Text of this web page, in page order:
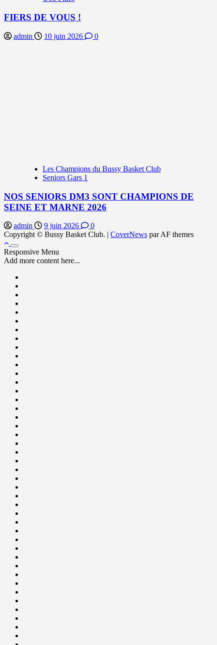
FIERS DE VOUS !
admin 10 juin 2026 0
Les Champions du Bussy Basket Club
Seniors Gars 1
NOS SENIORS DM3 SONT CHAMPIONS DE
SEINE ET MARNE 2026
admin 9 juin 2026
0
Copyright © Bussy Basket Club. | CoverNews par AF themes
Responsive Menu
Add more content here...